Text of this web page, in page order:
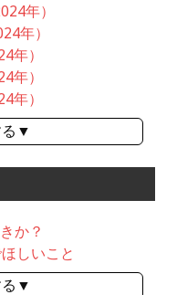
年）
年）
年）
年）
年）
る▼
か？
しいこと
る▼